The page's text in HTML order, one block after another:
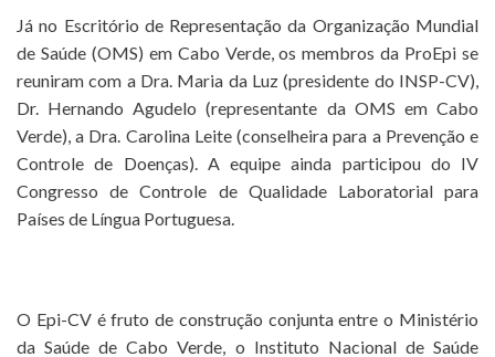
Já no Escritório de Representação da Organização Mundial
de Saúde (OMS) em Cabo Verde, os membros da ProEpi se
reuniram com a Dra. Maria da Luz (presidente do INSP-CV),
Dr. Hernando Agudelo (representante da OMS em Cabo
Verde), a Dra. Carolina Leite (conselheira para a Prevenção e
Controle de Doenças). A equipe ainda participou do IV
Congresso de Controle de Qualidade Laboratorial para
Países de Língua Portuguesa.
O Epi-CV é fruto de construção conjunta entre o Ministério
da Saúde de Cabo Verde, o Instituto Nacional de Saúde